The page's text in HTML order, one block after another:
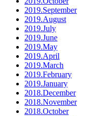
2019.September
2019.August
2019.July
2019.June
2019.May
2019.April
2019.March
2019.February
2019.January
2018.December
2018.November
2018.October